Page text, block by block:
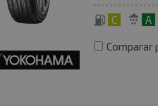
C A
Comparar